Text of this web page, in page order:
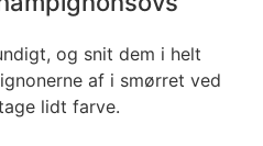
og snit dem i helt
af i smørret ved
lidt farve.